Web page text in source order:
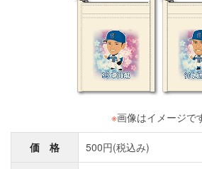
※画像はイメージで
価 格 500円(税込み)